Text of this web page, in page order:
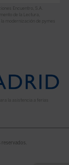
Encuentro, S.A.
de la Lectura,
modernización de pymes
la asistencia a ferias
reservados.